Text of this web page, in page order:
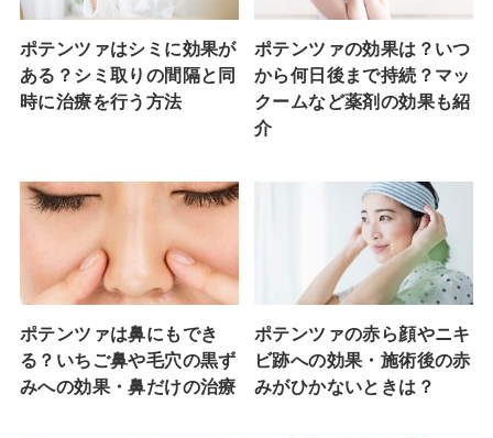
ポテンツァはシミに効果が
ある？シミ取りの間隔と同
時に治療を行う方法
ポテンツァの効果は？いつ
から何日後まで持続？マッ
クームなど薬剤の効果も紹
介
ポテンツァは鼻にもでき
る？いちご鼻や毛穴の黒ず
みへの効果・鼻だけの治療
ポテンツァの赤ら顔やニキ
ビ跡への効果・施術後の赤
みがひかないときは？